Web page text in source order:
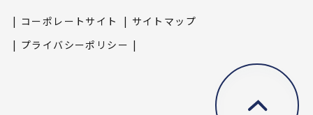
コーポレートサイト
サイトマップ
プライバシーポリシー